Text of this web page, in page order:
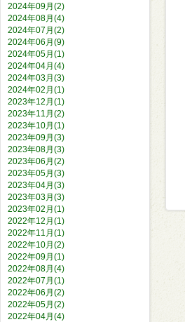
2024年09月(2)
2024年08月(4)
2024年07月(2)
2024年06月(9)
2024年05月(1)
2024年04月(4)
2024年03月(3)
2024年02月(1)
2023年12月(1)
2023年11月(2)
2023年10月(1)
2023年09月(3)
2023年08月(3)
2023年06月(2)
2023年05月(3)
2023年04月(3)
2023年03月(3)
2023年02月(1)
2022年12月(1)
2022年11月(1)
2022年10月(2)
2022年09月(1)
2022年08月(4)
2022年07月(1)
2022年06月(2)
2022年05月(2)
2022年04月(4)